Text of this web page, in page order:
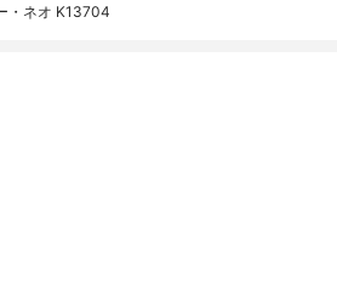
・ネオ K13704